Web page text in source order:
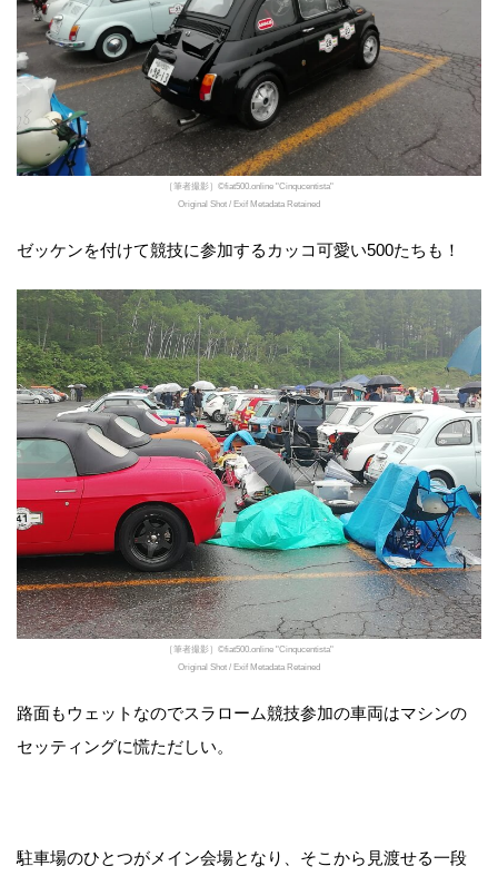
［筆者撮影］©fiat500.online "Cinqucentista"
Original Shot / Exif Metadata Retained
ゼッケンを付けて競技に参加するカッコ可愛い500たちも！
［筆者撮影］©fiat500.online "Cinqucentista"
Original Shot / Exif Metadata Retained
路面もウェットなのでスラローム競技参加の車両はマシンの
セッティングに慌ただしい。
駐車場のひとつがメイン会場となり、そこから見渡せる一段